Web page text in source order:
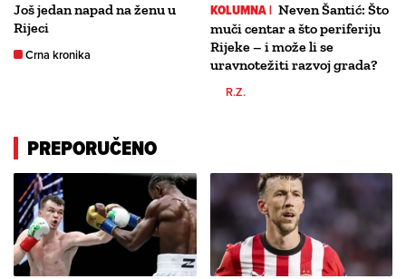
Još jedan napad na ženu u
Rijeci
Crna kronika
KOLUMNA | Neven Šantić: Što
muči centar a što periferiju
Rijeke – i može li se
uravnotežiti razvoj grada?
R.Z.
PREPORUČENO